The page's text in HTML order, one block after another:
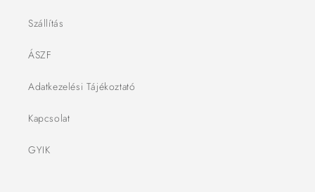
Szállítás
ÁSZF
Adatkezelési Tájékoztató
Kapcsolat
GYIK